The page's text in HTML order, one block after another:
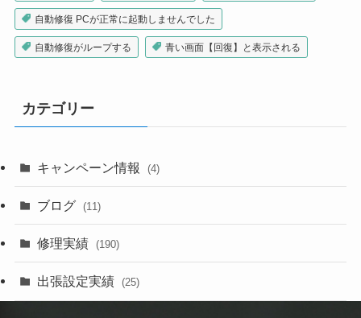
自動修復 PCが正常に起動しませんでした
自動修復がループする 青い画面【回復】と表示される
カテゴリー
キャンペーン情報 (4)
ブログ (11)
修理実績 (190)
出張設定実績 (25)